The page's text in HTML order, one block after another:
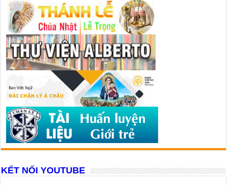
KẾT NỐI YOUTUBE